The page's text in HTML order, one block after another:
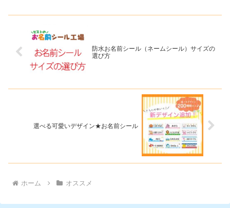
防水お名前シール（ネームシール）サイズの
選び方
選べる可愛いデザイン★お名前シール
ホーム オススメ